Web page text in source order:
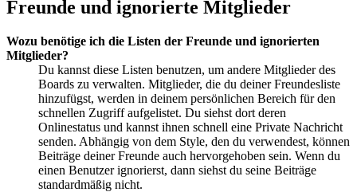
Freunde und ignorierte Mitglieder
Wozu benötige ich die Listen der Freunde und ignorierten
Mitglieder?
Du kannst diese Listen benutzen, um andere Mitglieder des
Boards zu verwalten. Mitglieder, die du deiner Freundesliste
hinzufügst, werden in deinem persönlichen Bereich für den
schnellen Zugriff aufgelistet. Du siehst dort deren
Onlinestatus und kannst ihnen schnell eine Private Nachricht
senden. Abhängig von dem Style, den du verwendest, können
Beiträge deiner Freunde auch hervorgehoben sein. Wenn du
einen Benutzer ignorierst, dann siehst du seine Beiträge
standardmäßig nicht.